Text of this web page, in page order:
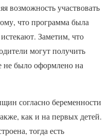
возможность участвовать
что программа была
Заметим, что
могут получить
не было оформлено на
согласно беременности
как и на первых детей.
тогда есть